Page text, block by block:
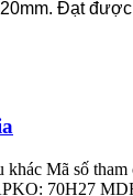
Đạt
Mã số
70H27